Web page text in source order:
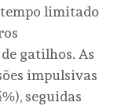
tempo limitado
gatilhos. As
impulsivas
seguidas